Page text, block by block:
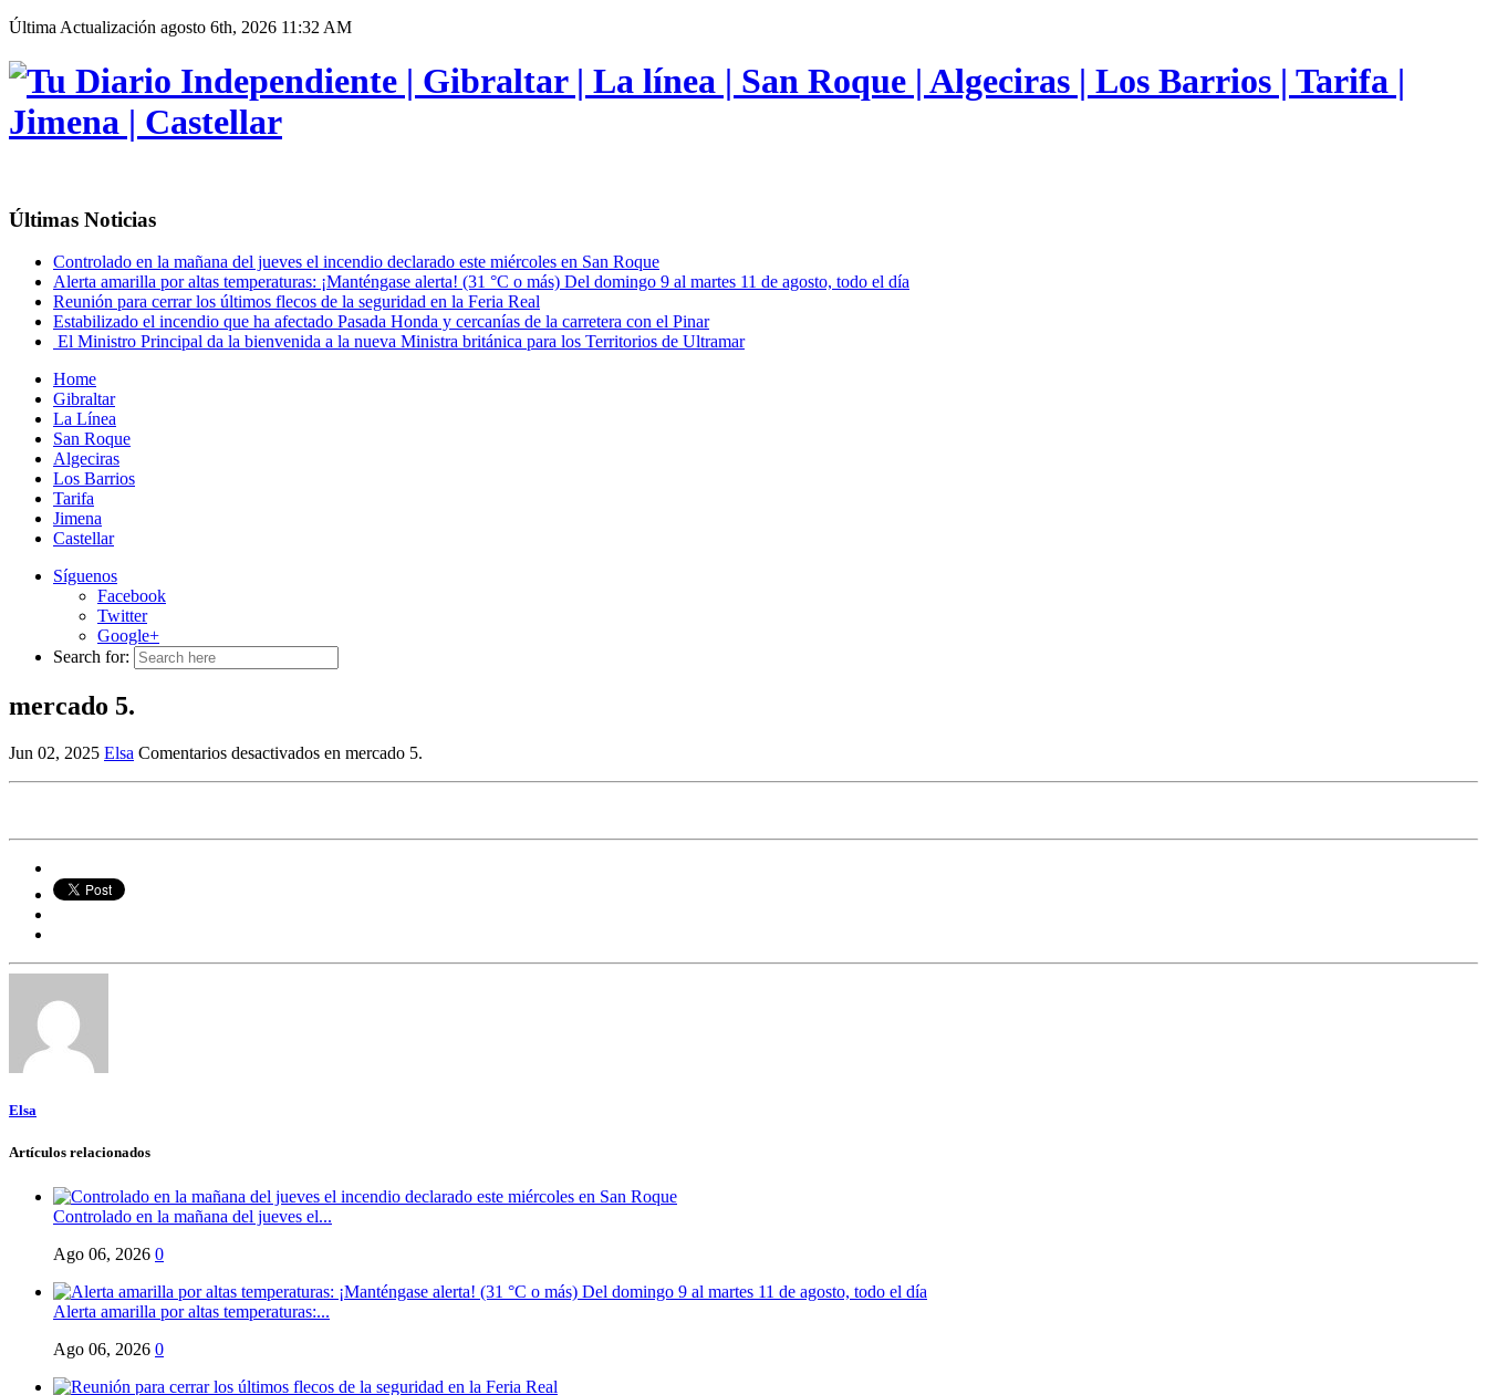
Última Actualización agosto 6th, 2026 11:32 AM
Últimas Noticias
Controlado en la mañana del jueves el incendio declarado este miércoles en San Roque
Alerta amarilla por altas temperaturas: ¡Manténgase alerta! (31 °C o más) Del domingo 9 al martes 11 de agosto, todo el día
Reunión para cerrar los últimos flecos de la seguridad en la Feria Real
Estabilizado el incendio que ha afectado Pasada Honda y cercanías de la carretera con el Pinar
El Ministro Principal da la bienvenida a la nueva Ministra británica para los Territorios de Ultramar
Home
Gibraltar
La Línea
San Roque
Algeciras
Los Barrios
Tarifa
Jimena
Castellar
Síguenos
Facebook
Twitter
Google+
Search for:
mercado 5.
Jun 02, 2025 Elsa Comentarios desactivados en mercado 5.
Elsa
Artículos relacionados
Controlado en la mañana del jueves el...
Ago 06, 2026 0
Alerta amarilla por altas temperaturas:...
Ago 06, 2026 0